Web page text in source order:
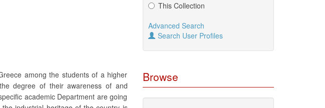
among the students of a higher
degree of their awareness of and
academic Department are going
This Collection
Advanced Search
Search User Profiles
Browse